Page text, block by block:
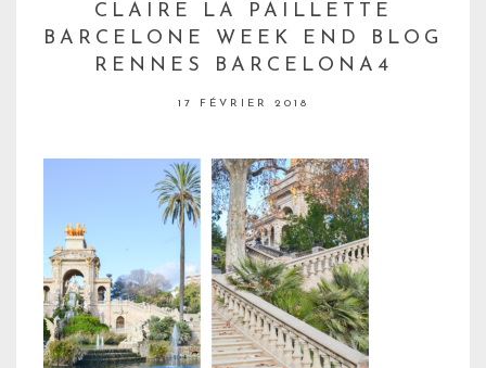
CLAIRE LA PAILLETTE
BARCELONE WEEK END BLOG
RENNES BARCELONA4
17 FÉVRIER 2018